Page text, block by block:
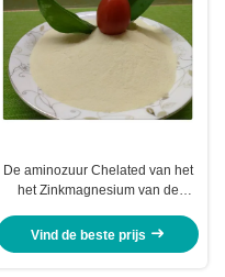
De aminozuur Chelated van het
het Zinkmagnesium van de
oplosbare Meststof
Vind de beste prijs